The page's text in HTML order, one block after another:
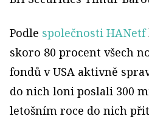
Podle společnosti HANetf
skoro 80 procent všech
fondů v USA aktivně
do nich loni poslali 300
letošním roce do nich